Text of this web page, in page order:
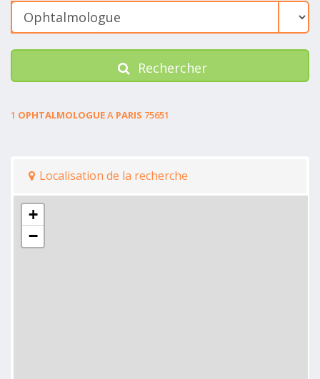
Rechercher
1 OPHTALMOLOGUEA PARIS 75651
Localisation de la recherche
+
−